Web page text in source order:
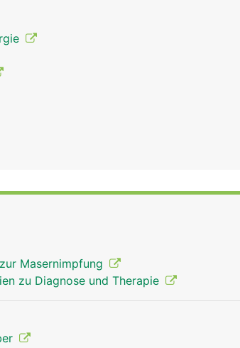
Masernimpfung
zu Diagnose und Therapie